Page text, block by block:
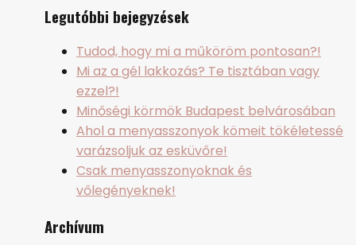
Legutóbbi bejegyzések
Tudod, hogy mi a műköröm pontosan?!
Mi az a gél lakkozás? Te tisztában vagy
ezzel?!
Minőségi körmök Budapest belvárosában
Ahol a menyasszonyok kömeit tökéletessé
varázsoljuk az esküvőre!
Csak menyasszonyoknak és
vőlegényeknek!
Archívum